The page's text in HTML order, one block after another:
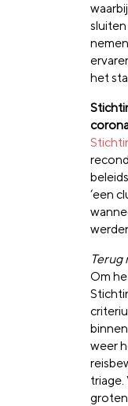
het
‘een
Terug
Om
weer
triage.